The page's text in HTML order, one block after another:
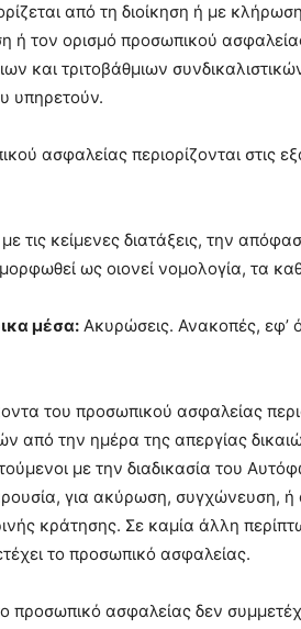
από τη διοίκηση ή με
ή τον ορισμό προσωπικού
και τριτοβάθμιων
υπηρετούν.
ασφαλείας περιορίζονται στις
τις κείμενες διατάξεις, την
ως οιoνεί νομολογία, τα
μέσα: Ακυρώσεις. Ανακοπές, εφ’
του προσωπικού ασφαλείας
από την ημέρα της απεργίας
με την διαδικασία του
για ακύρωση, συγχώνευση,
κράτησης. Σε καμία άλλη
το προσωπικό ασφαλείας.
ασφαλείας δεν